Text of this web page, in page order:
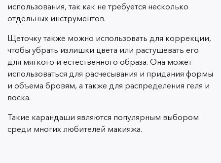
использования, так как не требуется несколько
отдельных инструментов.
Щеточку также можно использовать для коррекции,
чтобы убрать излишки цвета или растушевать его
для мягкого и естественного образа. Она может
использоваться для расчесывания и придания формы
и объема бровям, а также для распределения геля и
воска.
Такие карандаши являются популярным выбором
среди многих любителей макияжа.